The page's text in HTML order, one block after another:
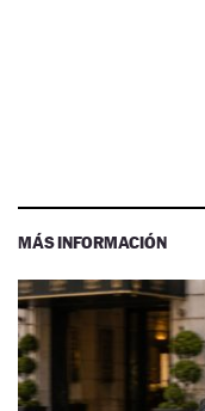
MÁS INFORMACIÓN